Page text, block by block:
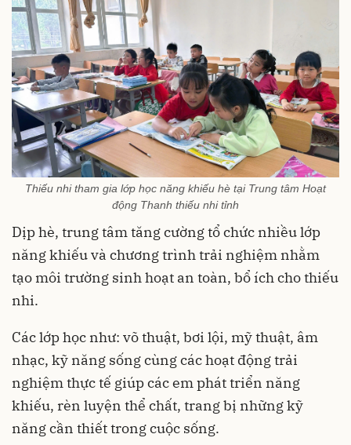
Thiếu nhi tham gia lớp học năng khiếu hè tại Trung tâm Hoạt
động Thanh thiếu nhi tỉnh
Dịp hè, trung tâm tăng cường tổ chức nhiều lớp
năng khiếu và chương trình trải nghiệm nhằm
tạo môi trường sinh hoạt an toàn, bổ ích cho thiếu
nhi.
Các lớp học như: võ thuật, bơi lội, mỹ thuật, âm
nhạc, kỹ năng sống cùng các hoạt động trải
nghiệm thực tế giúp các em phát triển năng
khiếu, rèn luyện thể chất, trang bị những kỹ
năng cần thiết trong cuộc sống.